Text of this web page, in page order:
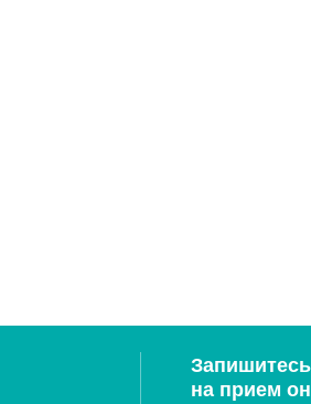
Запишитесь
на прием